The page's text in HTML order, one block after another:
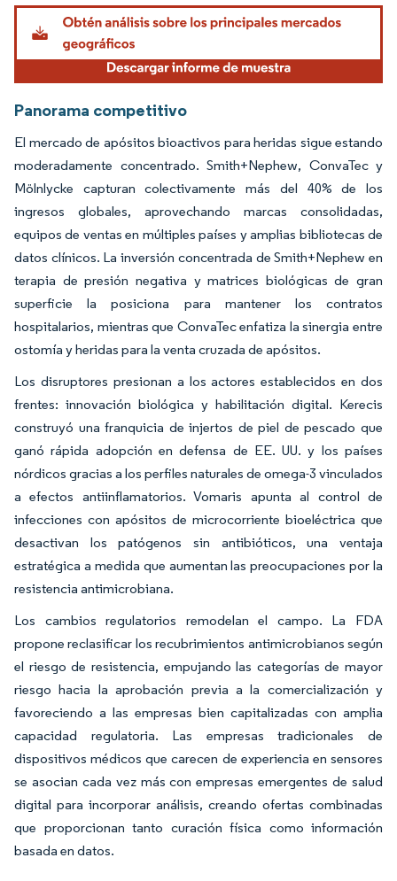
Imagen © Mordor Intelligence. El uso requiere atribución según CC BY 4.0.
Panorama competitivo
El mercado de apósitos bioactivos para heridas sigue estando
moderadamente concentrado. Smith+Nephew, ConvaTec y
Mölnlycke capturan colectivamente más del 40% de los
ingresos globales, aprovechando marcas consolidadas,
equipos de ventas en múltiples países y amplias bibliotecas de
datos clínicos. La inversión concentrada de Smith+Nephew en
terapia de presión negativa y matrices biológicas de gran
superficie la posiciona para mantener los contratos
hospitalarios, mientras que ConvaTec enfatiza la sinergia entre
ostomía y heridas para la venta cruzada de apósitos.
Los disruptores presionan a los actores establecidos en dos
frentes: innovación biológica y habilitación digital. Kerecis
construyó una franquicia de injertos de piel de pescado que
ganó rápida adopción en defensa de EE. UU. y los países
nórdicos gracias a los perfiles naturales de omega-3 vinculados
a efectos antiinflamatorios. Vomaris apunta al control de
infecciones con apósitos de microcorriente bioeléctrica que
desactivan los patógenos sin antibióticos, una ventaja
estratégica a medida que aumentan las preocupaciones por la
resistencia antimicrobiana.
Los cambios regulatorios remodelan el campo. La FDA
propone reclasificar los recubrimientos antimicrobianos según
el riesgo de resistencia, empujando las categorías de mayor
riesgo hacia la aprobación previa a la comercialización y
favoreciendo a las empresas bien capitalizadas con amplia
capacidad regulatoria. Las empresas tradicionales de
dispositivos médicos que carecen de experiencia en sensores
se asocian cada vez más con empresas emergentes de salud
digital para incorporar análisis, creando ofertas combinadas
que proporcionan tanto curación física como información
basada en datos.